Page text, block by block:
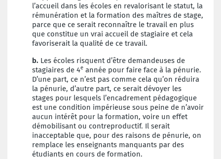
l’accueil dans les écoles en revalorisant le statut, la
rémunération et la formation des maîtres de stage,
parce que ce serait reconnaître le travail en plus
que constitue un vrai accueil de stagiaire et cela
favoriserait la qualité de ce travail.
b. Les écoles risquent d’être demandeuses de
stagiaires de 4e année pour faire face à la pénurie.
D’une part, ce n’est pas comme cela qu’on réduira
la pénurie, d’autre part, ce serait dévoyer les
stages pour lesquels l’encadrement pédagogique
est une condition impérieuse sous peine de n’avoir
aucun intérêt pour la formation, voire un effet
démobilisant ou contreproductif. Il serait
inacceptable que, pour des raisons de pénurie, on
remplace les enseignants manquants par des
étudiants en cours de formation.